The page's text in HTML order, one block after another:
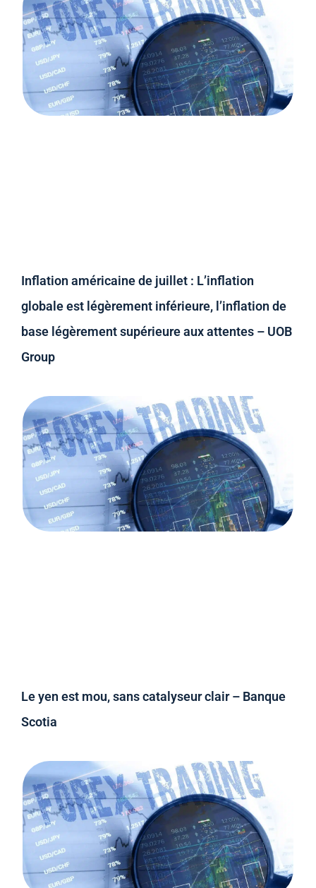
Inflation américaine de juillet : L’inflation
globale est légèrement inférieure, l’inflation de
base légèrement supérieure aux attentes – UOB
Group
Le yen est mou, sans catalyseur clair – Banque
Scotia